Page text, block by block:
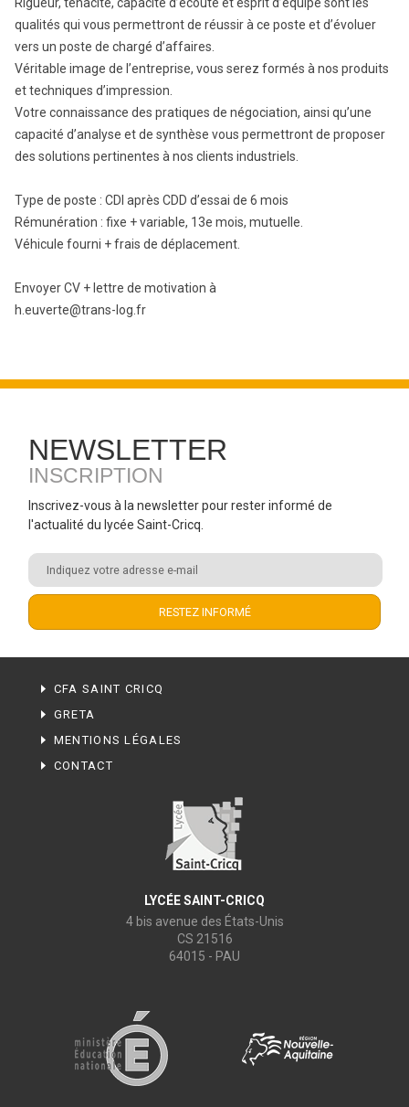
qualités qui vous permettront de réussir à ce poste et d’évoluer
vers un poste de chargé d’affaires.
Véritable image de l’entreprise, vous serez formés à nos produits
et techniques d’impression.
Votre connaissance des pratiques de négociation, ainsi qu’une
capacité d’analyse et de synthèse vous permettront de proposer
des solutions pertinentes à nos clients industriels.
Type de poste : CDI après CDD d’essai de 6 mois
Rémunération : fixe + variable, 13e mois, mutuelle.
Véhicule fourni + frais de déplacement.
Envoyer CV + lettre de motivation à
h.euverte@trans-log.fr
NEWSLETTER
INSCRIPTION
Inscrivez-vous à la newsletter pour rester informé de
l'actualité du lycée Saint-Cricq.
CFA SAINT CRICQ
GRETA
MENTIONS LÉGALES
CONTACT
LYCÉE SAINT-CRICQ
4 bis avenue des États-Unis
CS 21516
64015 - PAU